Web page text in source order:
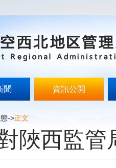
聞 資訊公開
->正文
陜西監管